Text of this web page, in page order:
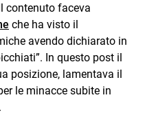
contenuto faceva
che ha visto il
avendo dichiarato in
In questo post il
posizione, lamentava il
le minacce subite in